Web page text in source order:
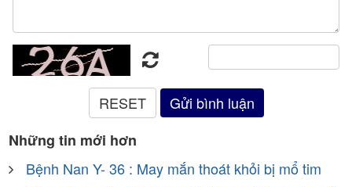
Những tin mới hơn
Bệnh Nan Y- 36 : May mắn thoát khỏi bị mổ tim